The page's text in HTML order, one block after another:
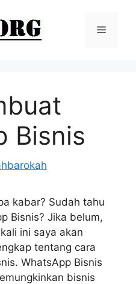
Menu
Bisnis
kabar? Sudah tahu
Bisnis? Jika belum,
ini saya akan
tentang cara
WhatsApp Bisnis
bisnis